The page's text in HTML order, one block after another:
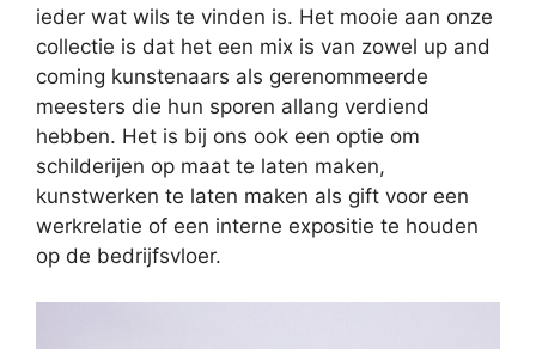
ieder wat wils te vinden is. Het mooie aan onze
collectie is dat het een mix is van zowel up and
coming kunstenaars als gerenommeerde
meesters die hun sporen allang verdiend
hebben. Het is bij ons ook een optie om
schilderijen op maat te laten maken,
kunstwerken te laten maken als gift voor een
werkrelatie of een interne expositie te houden
op de bedrijfsvloer.